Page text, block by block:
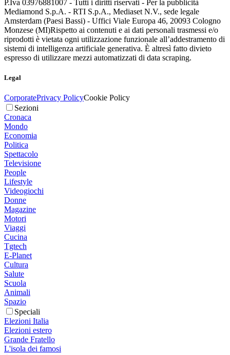
P.Iva 03976881007 - Tutti i diritti riservati - Per la pubblicità
Mediamond S.p.A. - RTI S.p.A., Mediaset N.V., sede legale
Amsterdam (Paesi Bassi) - Uffici Viale Europa 46, 20093 Cologno
Monzese (MI)Rispetto ai contenuti e ai dati personali trasmessi e/o
riprodotti è vietata ogni utilizzazione funzionale all’addestramento di
sistemi di intelligenza artificiale generativa. È altresì fatto divieto
espresso di utilizzare mezzi automatizzati di data scraping.
Legal
CorporatePrivacy PolicyCookie Policy
Sezioni
Cronaca
Mondo
Economia
Politica
Spettacolo
Televisione
People
Lifestyle
Videogiochi
Donne
Magazine
Motori
Viaggi
Cucina
Tgtech
E-Planet
Cultura
Salute
Scuola
Animali
Spazio
Speciali
Elezioni Italia
Elezioni estero
Grande Fratello
L'isola dei famosi